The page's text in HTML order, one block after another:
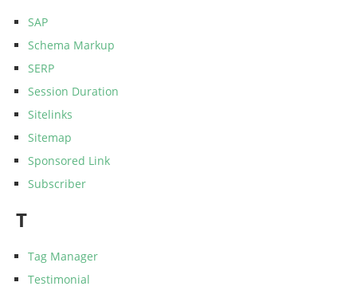
SAP
Schema Markup
SERP
Session Duration
Sitelinks
Sitemap
Sponsored Link
Subscriber
T
Tag Manager
Testimonial